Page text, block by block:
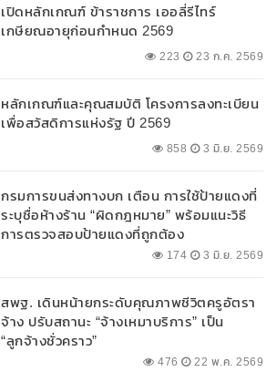
เปิดหลักเกณฑ์ ข้าราชการ เออลี่รีไทร์
เกษียณอายุก่อนกำหนด 2569
223 23 ก.ค. 2569
หลักเกณฑ์และคุณสมบัติ โครงการลงทะเบียน
เพื่อสวัสดิการแห่งรัฐ ปี 2569
858 3 มิ.ย. 2569
กรมการขนส่งทางบก เตือน การใช้ป้ายแดงที่
ระบุชื่อห้างร้าน “ผิดกฎหมาย” พร้อมแนะวิธี
การตรวจสอบป้ายแดงที่ถูกต้อง
174 3 มิ.ย. 2569
สพฐ. เดินหน้ายกระดับคุณภาพชีวิตครูอัตรา
จ้าง ปรับสถานะ “จ้างเหมาบริการ” เป็น
“ลูกจ้างชั่วคราว”
476 22 พ.ค. 2569